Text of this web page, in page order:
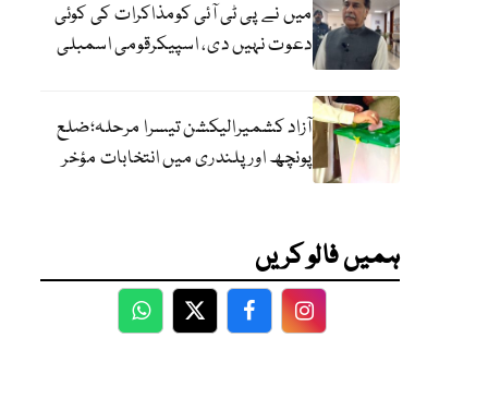
میں نے پی ٹی آئی کومذاکرات کی کوئی
دعوت نہیں دی، اسپیکرقومی اسمبلی
آزاد کشمیرالیکشن تیسرا مرحلہ؛ضلع
پونچھ اور پلندری میں انتخابات مؤخر
ہمیں فالو کریں
WhatsApp
TwitterFacebookFacebook